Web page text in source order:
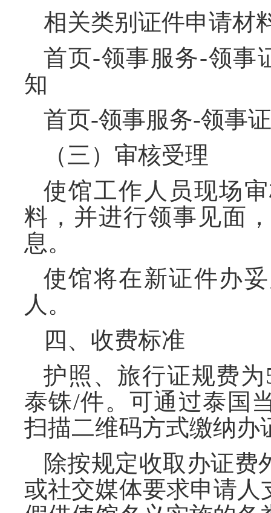
相关类别证件申请材
首页-领事服务-领事
知
首页-领事服务-领事
（三）审核受理
使馆工作人员现场
料，并进行领事见面
息。
使馆将在新证件办
人。
四、收费标准
护照、旅行证规费
泰铢/件。可通过泰国
扫描二维码方式缴纳办
除按规定收取办证费
或社交媒体要求申请